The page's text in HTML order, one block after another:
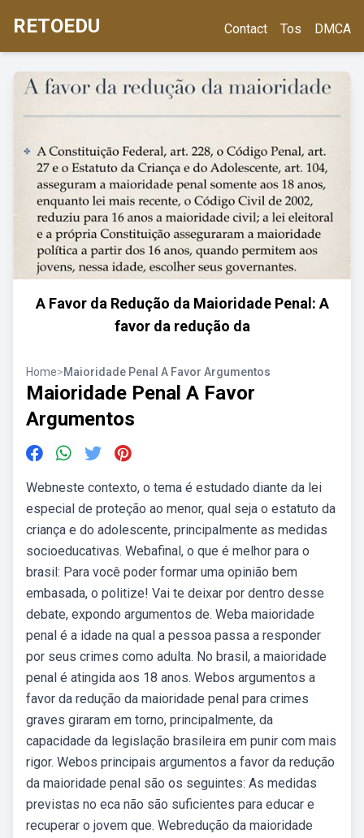
RETOEDU Contact Tos DMCA
A Favor da Redução da Maioridade Penal: A
favor da redução da
Home>Maioridade Penal A Favor Argumentos
Maioridade Penal A Favor
Argumentos
Webneste contexto, o tema é estudado diante da lei
especial de proteção ao menor, qual seja o estatuto da
criança e do adolescente, principalmente as medidas
socioeducativas. Webafinal, o que é melhor para o
brasil: Para você poder formar uma opinião bem
embasada, o politize! Vai te deixar por dentro desse
debate, expondo argumentos de. Weba maioridade
penal é a idade na qual a pessoa passa a responder
por seus crimes como adulta. No brasil, a maioridade
penal é atingida aos 18 anos. Webos argumentos a
favor da redução da maioridade penal para crimes
graves giraram em torno, principalmente, da
capacidade da legislação brasileira em punir com mais
rigor. Webos principais argumentos a favor da redução
da maioridade penal são os seguintes: As medidas
previstas no eca não são suficientes para educar e
recuperar o jovem que. Webredução da maioridade